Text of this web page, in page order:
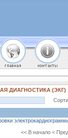
ДИАГНОСТИКА (ЭКГ)
<< В начало <